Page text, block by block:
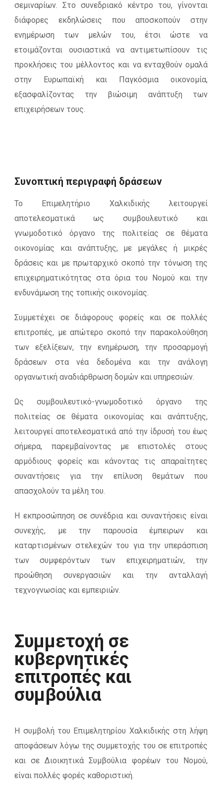
σεμιναρίων. Στο συνεδριακό κέντρο του, γίνονται
διάφορες εκδηλώσεις που αποσκοπούν στην
ενημέρωση των μελών του, έτσι ώστε να
ετοιμάζονται ουσιαστικά να αντιμετωπίσουν τις
προκλήσεις του μέλλοντος και να ενταχθούν ομαλά
στην Ευρωπαϊκή και Παγκόσμια οικονομία,
εξασφαλίζοντας την βιώσιμη ανάπτυξη των
επιχειρήσεων τους.
Συνοπτική περιγραφή δράσεων
Το Επιμελητήριο Χαλκιδικής λειτουργεί
αποτελεσματικά ως συμβουλευτικό και
γνωμοδοτικό όργανο της πολιτείας σε θέματα
οικονομίας και ανάπτυξης, με μεγάλες ή μικρές
δράσεις και με πρωταρχικό σκοπό την τόνωση της
επιχειρηματικότητας στα όρια του Νομού και την
ενδυνάμωση της τοπικής οικονομίας.
Συμμετέχει σε διάφορους φορείς και σε πολλές
επιτροπές, με απώτερο σκοπό την παρακολούθηση
των εξελίξεων, την ενημέρωση, την προσαρμογή
δράσεων στα νέα δεδομένα και την ανάλογη
οργανωτική αναδιάρθρωση δομών και υπηρεσιών.
Ως συμβουλευτικό-γνωμοδοτικό όργανο της
πολιτείας σε θέματα οικονομίας και ανάπτυξης,
λειτουργεί αποτελεσματικά από την ίδρυσή του έως
σήμερα, παρεμβαίνοντας με επιστολές στους
αρμόδιους φορείς και κάνοντας τις απαραίτητες
συναντήσεις για την επίλυση θεμάτων που
απασχολούν τα μέλη του.
Η εκπροσώπηση σε συνέδρια και συναντήσεις είναι
συνεχής, με την παρουσία έμπειρων και
καταρτισμένων στελεχών του για την υπεράσπιση
των συμφερόντων των επιχειρηματιών, την
προώθηση συνεργασιών και την ανταλλαγή
τεχνογνωσίας και εμπειριών.
Συμμετοχή σε
κυβερνητικές
επιτροπές και
συμβούλια
Η συμβολή του Επιμελητηρίου Χαλκιδικής στη λήψη
αποφάσεων λόγω της συμμετοχής του σε επιτροπές
και σε Διοικητικά Συμβούλια φορέων του Νομού,
είναι πολλές φορές καθοριστική.